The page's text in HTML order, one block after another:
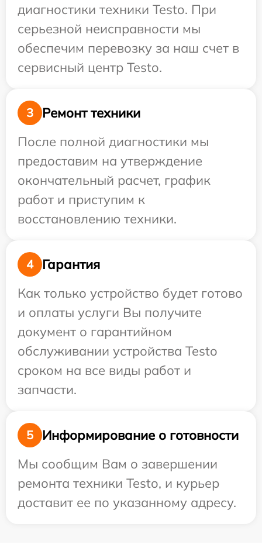
диагностики техники Testo. При
серьезной неисправности мы
обеспечим перевозку за наш счет в
сервисный центр Testo.
3
Ремонт техники
После полной диагностики мы
предоставим на утверждение
окончательный расчет, график
работ и приступим к
восстановлению техники.
4
Гарантия
Как только устройство будет готово
и оплаты услуги Вы получите
документ о гарантийном
обслуживании устройства Testo
сроком на все виды работ и
запчасти.
5
Информирование о готовности
Мы сообщим Вам о завершении
ремонта техники Testo, и курьер
доставит ее по указанному адресу.